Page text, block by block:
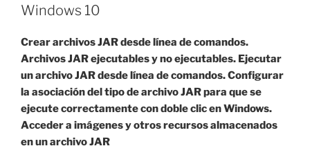
Windows 10
Crear archivos JAR desde línea de comandos.
Archivos JAR ejecutables y no ejecutables. Ejecutar
un archivo JAR desde línea de comandos. Configurar
la asociación del tipo de archivo JAR para que se
ejecute correctamente con doble clic en Windows.
Acceder a imágenes y otros recursos almacenados
en un archivo JAR